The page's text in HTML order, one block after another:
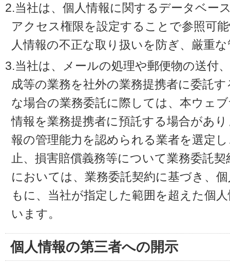
2.当社は、個人情報に関するデータベー
アクセス権限を設定することで参照可
人情報の不正な取り扱いを防ぎ、厳重
3.当社は、メールの処理や郵便物の送付
成等の業務を社外の業務提携者に委託
な場合の業務委託に際しては、本ウェ
情報を業務提携者に預託する場合があ
報の管理能力を認められる業者を選定
止、損害賠償義務等について業務委託
においては、業務委託契約に基づき、
もに、当社が指定した範囲を超えた個
います。
個人情報の第三者への開示